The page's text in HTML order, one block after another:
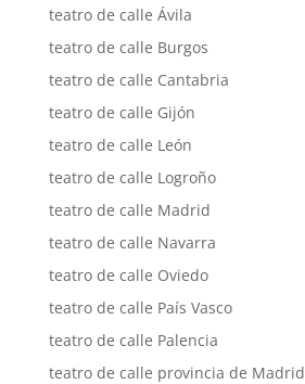
teatro de calle Ávila
teatro de calle Burgos
teatro de calle Cantabria
teatro de calle Gijón
teatro de calle León
teatro de calle Logroño
teatro de calle Madrid
teatro de calle Navarra
teatro de calle Oviedo
teatro de calle País Vasco
teatro de calle Palencia
teatro de calle provincia de Madrid